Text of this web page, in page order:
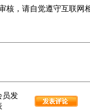
核，请自觉遵守互联网
员发